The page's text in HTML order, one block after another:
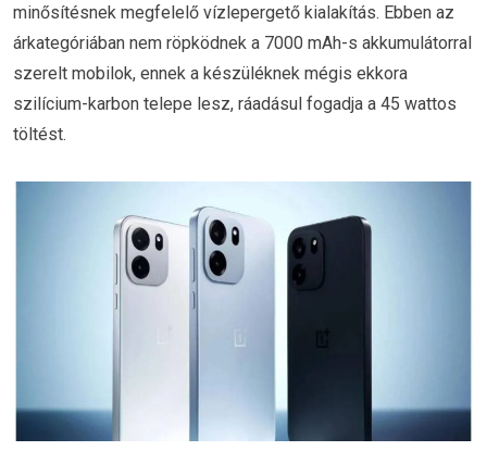
minősítésnek megfelelő vízlepergető kialakítás. Ebben az
árkategóriában nem röpködnek a 7000 mAh-s akkumulátorral
szerelt mobilok, ennek a készüléknek mégis ekkora
szilícium-karbon telepe lesz, ráadásul fogadja a 45 wattos
töltést.